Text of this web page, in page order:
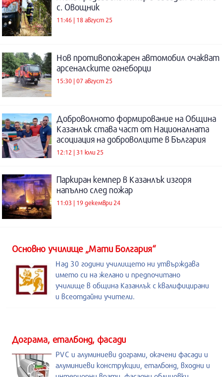
с. Овощник
11:46 | 18 август 25
Нов противопожарен автомобил очакват
арсеналските огнеборци
15:30 | 07 август 25
Доброволното формирование на Община
Казанлък става част от Националната
асоциация на доброволците в България
12:12 | 31 юли 25
Паркиран кемпер в Казанлък изгоря
напълно след пожар
11:03 | 19 декември 24
Основно училище „Мати Болгария“
Над 30 години училището ни утвърждава
името си на желано и предпочитано
училище в община Казанлък с квалифицирани
и всеотдайни учители.
Дограма, еталбонд, фасади
PVC и алуминиеви дограми, окачени фасади и
алуминиеви конструкции, еталбонд, входни и